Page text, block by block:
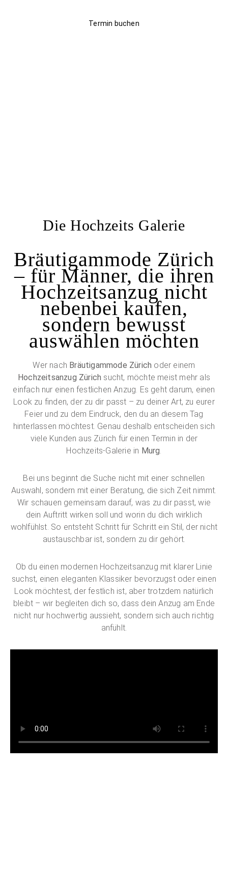
Termin buchen
Die Hochzeits Galerie
Bräutigammode Zürich
– für Männer, die ihren
Hochzeitsanzug nicht
nebenbei kaufen,
sondern bewusst
auswählen möchten
Wer nach Bräutigammode Zürich oder einem
Hochzeitsanzug Zürich sucht, möchte meist mehr als
einfach nur einen festlichen Anzug. Es geht darum, einen
Look zu finden, der zu dir passt – zu deiner Art, zu eurer
Feier und zu dem Eindruck, den du an diesem Tag
hinterlassen möchtest. Genau deshalb entscheiden sich
viele Kunden aus Zürich für einen Termin in der
Hochzeits-Galerie in Murg.
Bei uns beginnt die Suche nicht mit einer schnellen
Auswahl, sondern mit einer Beratung, die sich Zeit nimmt.
Wir schauen gemeinsam darauf, was zu dir passt, wie
dein Auftritt wirken soll und worin du dich wirklich
wohlfühlst. So entsteht Schritt für Schritt ein Stil, der nicht
austauschbar ist, sondern zu dir gehört.
Ob du einen modernen Hochzeitsanzug mit klarer Linie
suchst, einen eleganten Klassiker bevorzugst oder einen
Look möchtest, der festlich ist, aber trotzdem natürlich
bleibt – wir begleiten dich so, dass dein Anzug am Ende
nicht nur hochwertig aussieht, sondern sich auch richtig
anfühlt.